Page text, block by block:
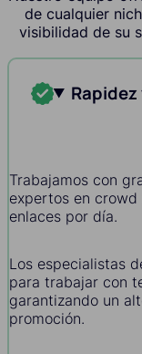
de cualquier
visibilidad de su
Trabajamos con
expertos en
enlaces por día.
Los especialistas
para trabajar con
garantizando un
promoción.